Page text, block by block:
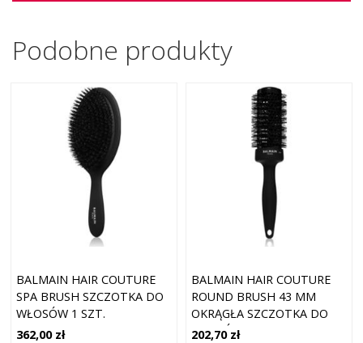
Podobne produkty
BALMAIN HAIR COUTURE
SPA BRUSH SZCZOTKA DO
WŁOSÓW 1 SZT.
362,00 zł
BALMAIN HAIR COUTURE
ROUND BRUSH 43 MM
OKRĄGŁA SZCZOTKA DO
WŁOSÓW 1 SZT.
202,70 zł